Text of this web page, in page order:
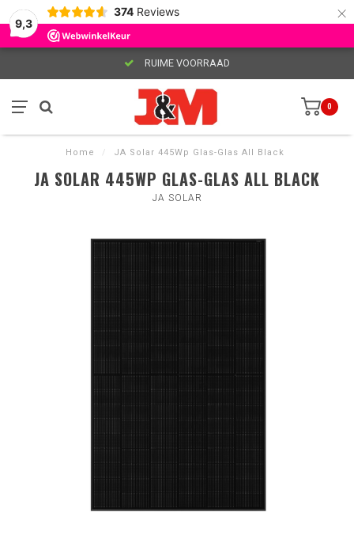
9,3
374 Reviews ×
RUIME VOORRAAD
0
Home / JA Solar 445Wp Glas-Glas All Black
JA SOLAR 445WP GLAS-GLAS ALL BLACK
JA SOLAR